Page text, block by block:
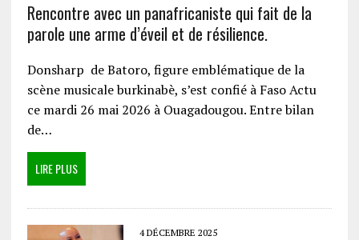
Rencontre avec un panafricaniste qui fait de la
parole une arme d’éveil et de résilience.
Donsharp de Batoro, figure emblématique de la
scène musicale burkinabè, s’est confié à Faso Actu
ce mardi 26 mai 2026 à Ouagadougou. Entre bilan
de…
LIRE PLUS
4 DÉCEMBRE 2025